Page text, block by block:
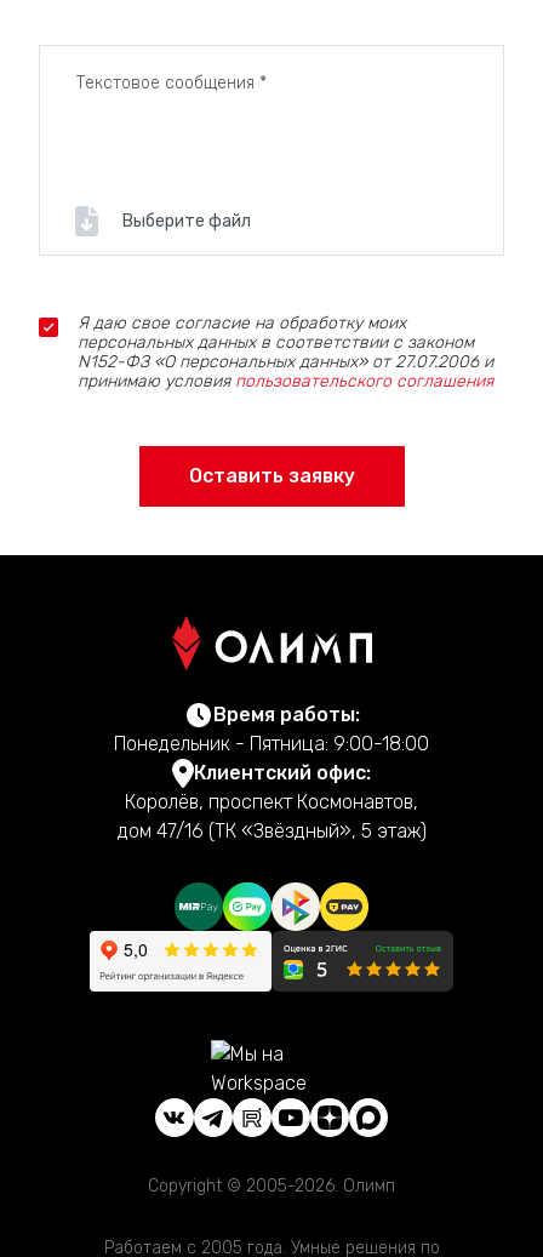
Выберите файл
Я даю свое согласие на обработку моих
персональных данных в соответствии с законом
N152-ФЗ «О персональных данных» от 27.07.2006 и
принимаю условия пользовательского соглашения
Оставить заявку
Время работы:
Понедельник - Пятница: 9:00-18:00
Клиентский офис:
Королёв, проспект Космонавтов,
дом 47/16 (ТК «Звёздный», 5 этаж)
Copyright © 2005-2026. Олимп
Работаем с 2005 года. Умные решения по